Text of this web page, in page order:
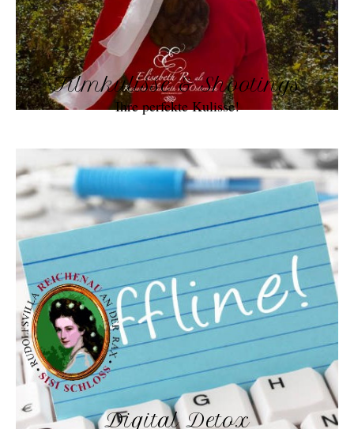
Filmkulisse & Shootings
Ihre perfekte Kulisse!
Digital Detox